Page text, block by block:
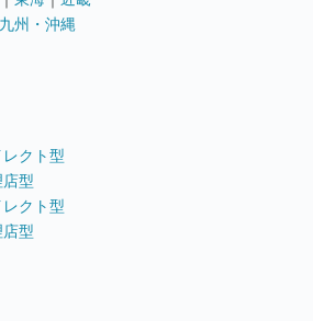
九州・沖縄
クト型
型
クト型
型